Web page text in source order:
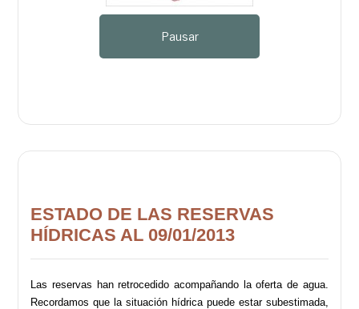
Pausar
ESTADO DE LAS RESERVAS
HÍDRICAS AL 09/01/2013
Las reservas han retrocedido acompañando la oferta de agua.
Recordamos que la situación hídrica puede estar subestimada,